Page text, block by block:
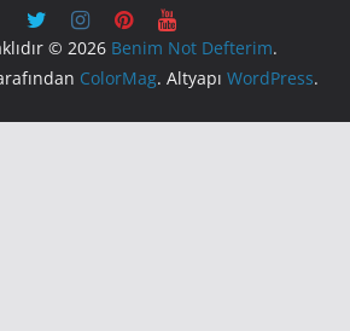
© 2026 Benim Not Defterim.
ColorMag. Altyapı WordPress.